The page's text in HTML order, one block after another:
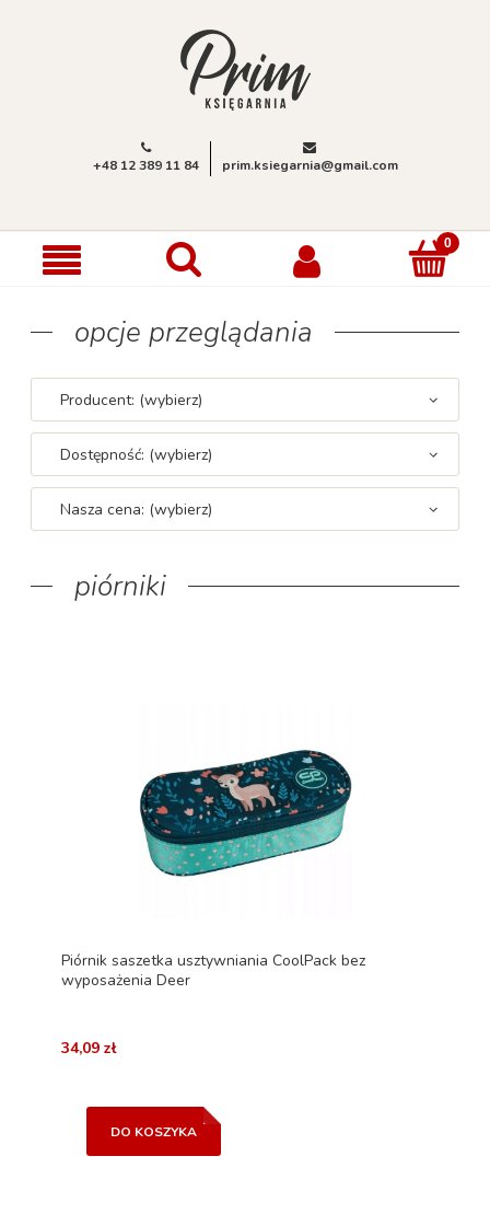
+48 12 389 11 84 prim.ksiegarnia@gmail.com
opcje przeglądania
Producent: (wybierz)
Dostępność: (wybierz)
Nasza cena: (wybierz)
piórniki
Piórnik saszetka usztywniania CoolPack bez
wyposażenia Deer
34,09 zł
DO KOSZYKA